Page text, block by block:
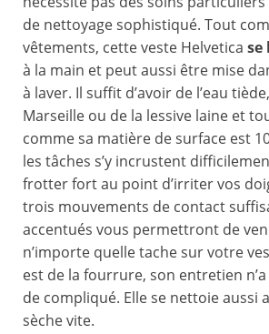
de nettoyage sophistiqué. Tout
vêtements, cette veste Helvetica se
à la main et peut aussi être mise
à laver. Il suffit d’avoir de l’eau
Marseille ou de la lessive laine et
comme sa matière de surface est
les tâches s’y incrustent
frotter fort au point d’irriter vos
trois mouvements de contact
accentués vous permettront de
n’importe quelle tache sur votre
est de la fourrure, son entretien
de compliqué. Elle se nettoie aussi
sèche vite.